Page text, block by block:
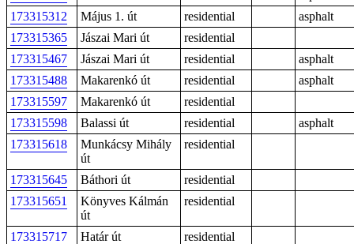
173315312
Május 1. út residential
asphalt
173315365
Jászai Mari út
residential
173315467
Jászai Mari út residential
asphalt
173315488
Makarenkó út residential
asphalt
173315597
Makarenkó út
residential
173315598
Balassi út residential
asphalt
173315618
Munkácsy Mihály
út
residential
173315645 Báthori út
residential
173315651
Könyves Kálmán
út
residential
173315717 Határ út
residential